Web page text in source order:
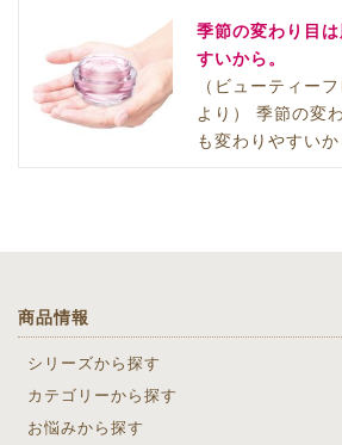
季節の変わり目
すいから。
（ビューティー
より） 季節の変
も変わりやすい
商品情報
シリーズから探す
カテゴリーから探す
お悩みから探す